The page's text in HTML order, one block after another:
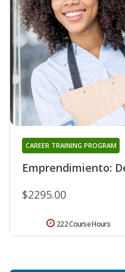
Emprendimiento:
CAREER TRAINING PROGRAM
$2295.00
222 Course Hours